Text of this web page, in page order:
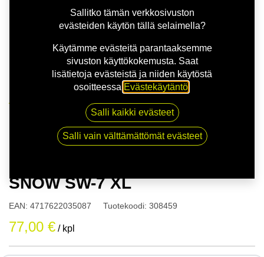
165/80R13 83T NANKANG SNOW SW-7 XL
SNOW SW-7 XL
EAN: 4717622035087 Tuotekoodi: 308459
77,00 € / kpl
Sallitko tämän verkkosivuston
evästeiden käytön tällä selaimella?
Käytämme evästeitä parantaaksemme
sivuston käyttökokemusta. Saat
lisätietoja evästeistä ja niiden käytöstä
osoitteessa Evästekäytäntö
Salli kaikki evästeet
Salli vain välttämättömät evästeet